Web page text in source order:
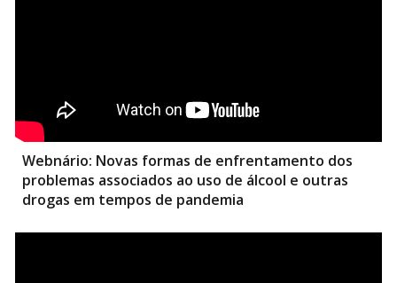
Webnário: Novas formas de enfrentamento dos
problemas associados ao uso de álcool e outras
drogas em tempos de pandemia